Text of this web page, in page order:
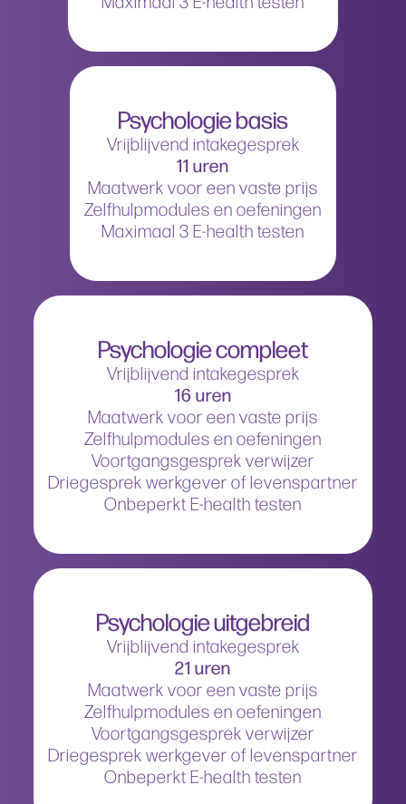
Psychologie basis
Vrijblijvend intakegesprek
11 uren
Maatwerk voor een vaste prijs
Zelfhulpmodules en oefeningen
Maximaal 3 E-health testen
Psychologie compleet
Vrijblijvend intakegesprek
16 uren
Maatwerk voor een vaste prijs
Zelfhulpmodules en oefeningen
Voortgangsgesprek verwijzer
Driegesprek werkgever of levenspartner
Onbeperkt E-health testen
Psychologie uitgebreid
Vrijblijvend intakegesprek
21 uren
Maatwerk voor een vaste prijs
Zelfhulpmodules en oefeningen
Voortgangsgesprek verwijzer
Driegesprek werkgever of levenspartner
Onbeperkt E-health testen